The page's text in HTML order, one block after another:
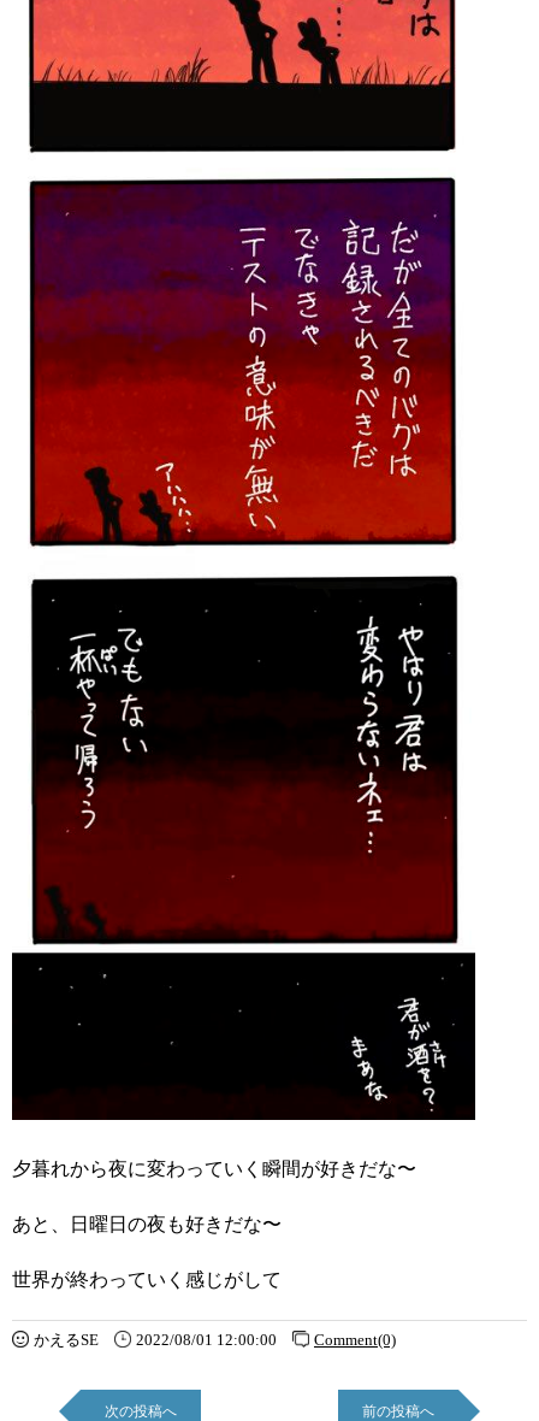
夕暮れから夜に変わっていく瞬間が好きだな〜
あと、日曜日の夜も好きだな〜
世界が終わっていく感じがして
かえるSE 2022/08/01 12:00:00 Comment(0)
次の投稿へ 前の投稿へ